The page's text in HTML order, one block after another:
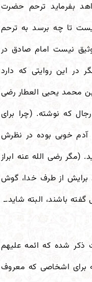
بفرماید ترحم حضرت
تا چه برسد به ترحم
نیست امام صادق در
در این روایتی که دارد
محمد یحیی العطار رضی
که نوشته. (چرا برای
آدم خوبی بوده در نظرش
(مگر رضی الله عنه ابراز
از طرف خدا، گوش
باشند، البته شاید.ـ
ذکر شده که ائمه علیهم
برای اشخاصی که معروف